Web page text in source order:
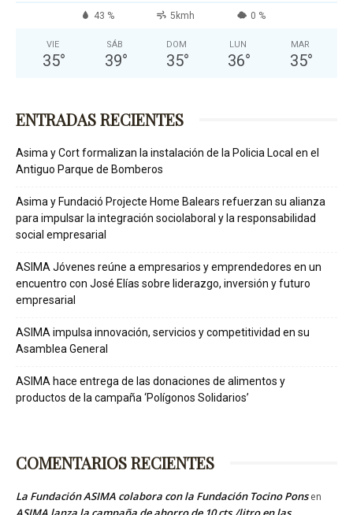
43 % 5kmh 0 %
VIE
35°
SÁB
39°
DOM
35°
LUN
36°
MAR
35°
ENTRADAS RECIENTES
Asima y Cort formalizan la instalación de la Policia Local en el
Antiguo Parque de Bomberos
Asima y Fundació Projecte Home Balears refuerzan su alianza
para impulsar la integración sociolaboral y la responsabilidad
social empresarial
ASIMA Jóvenes reúne a empresarios y emprendedores en un
encuentro con José Elías sobre liderazgo, inversión y futuro
empresarial
ASIMA impulsa innovación, servicios y competitividad en su
Asamblea General
ASIMA hace entrega de las donaciones de alimentos y
productos de la campaña ‘Polígonos Solidarios’
COMENTARIOS RECIENTES
La Fundación ASIMA colabora con la Fundación Tocino Ponsen